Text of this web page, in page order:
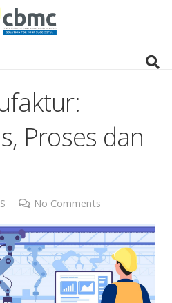
Proses dan
No Comments